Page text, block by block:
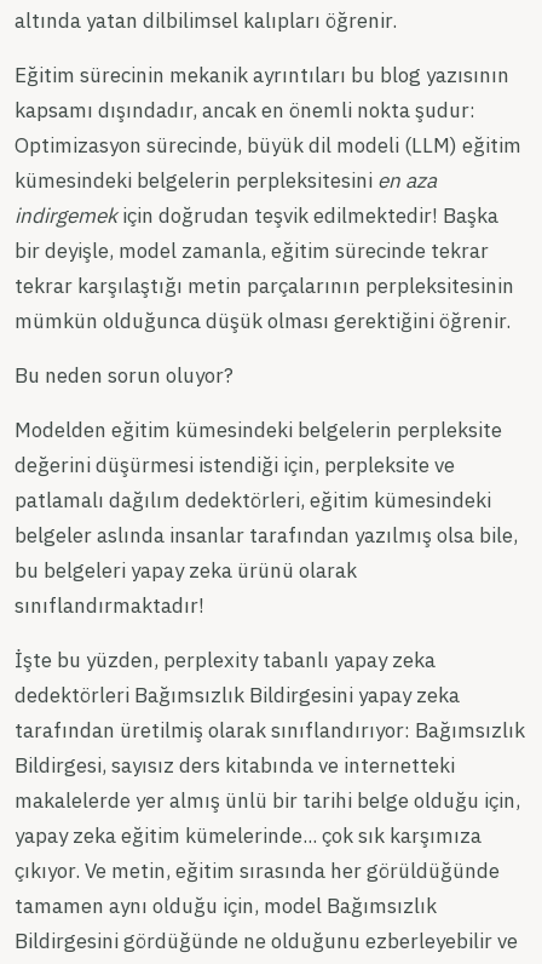
altında yatan dilbilimsel kalıpları öğrenir.
Eğitim sürecinin mekanik ayrıntıları bu blog yazısının
kapsamı dışındadır, ancak en önemli nokta şudur:
Optimizasyon sürecinde, büyük dil modeli (LLM) eğitim
kümesindeki belgelerin perpleksitesini en aza
indirgemekiçin doğrudan teşvik edilmektedir! Başka
bir deyişle, model zamanla, eğitim sürecinde tekrar
tekrar karşılaştığı metin parçalarının perpleksitesinin
mümkün olduğunca düşük olması gerektiğini öğrenir.
Bu neden sorun oluyor?
Modelden eğitim kümesindeki belgelerin perpleksite
değerini düşürmesi istendiği için, perpleksite ve
patlamalı dağılım dedektörleri, eğitim kümesindeki
belgeler aslında insanlar tarafından yazılmış olsa bile,
bu belgeleri yapay zeka ürünü olarak
sınıflandırmaktadır!
İşte bu yüzden, perplexity tabanlı yapay zeka
dedektörleri Bağımsızlık Bildirgesini yapay zeka
tarafından üretilmiş olarak sınıflandırıyor: Bağımsızlık
Bildirgesi, sayısız ders kitabında ve internetteki
makalelerde yer almış ünlü bir tarihi belge olduğu için,
yapay zeka eğitim kümelerinde... çok sık karşımıza
çıkıyor. Ve metin, eğitim sırasında her görüldüğünde
tamamen aynı olduğu için, model Bağımsızlık
Bildirgesini gördüğünde ne olduğunu ezberleyebilir ve